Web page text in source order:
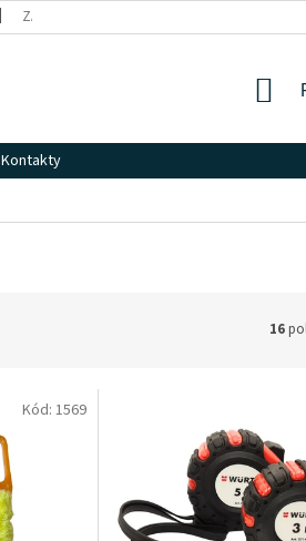
ZÁSADY SPRACOVANIA A OCHRANY
Kontakty
16
Kód: 1569